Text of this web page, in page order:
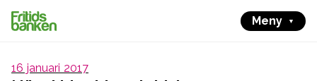
Meny
16 januari 2017